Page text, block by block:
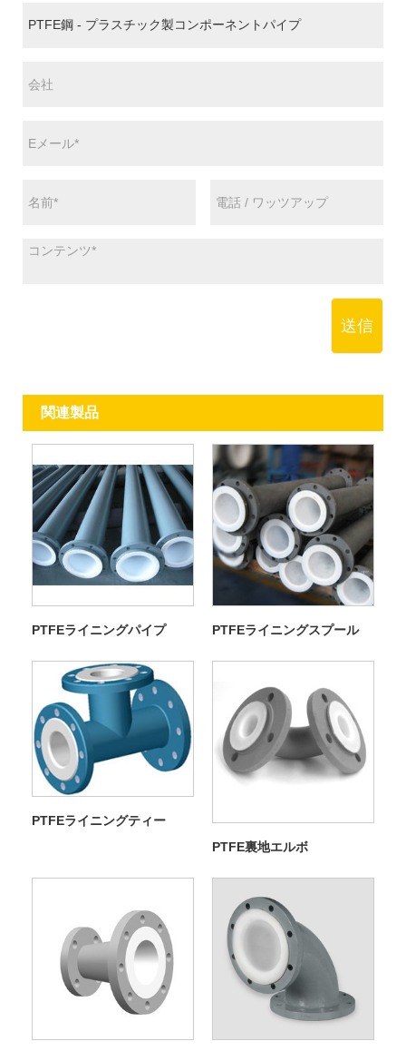
送信
関連製品
PTFEライニングパイプ PTFEライニングスプール
PTFEライニングティー
PTFE裏地エルボ